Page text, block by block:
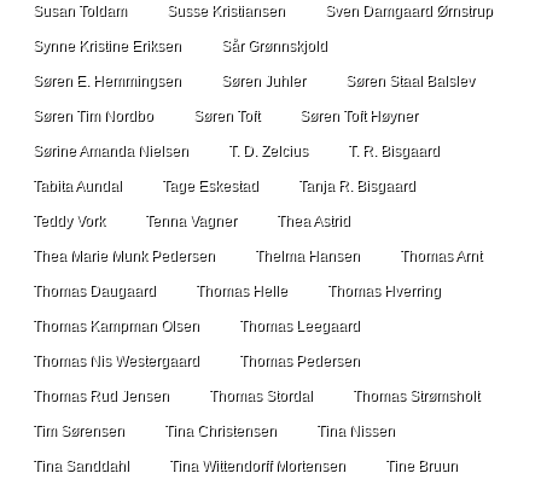
Susan Toldam Susse Kristiansen Sven Damgaard Ørnstrup
Synne Kristine Eriksen Sår Grønnskjold
Søren E. Hemmingsen Søren Juhler Søren Staal Balslev
Søren Tim Nordbo Søren Toft Søren Toft Høyner
Sørine Amanda Nielsen T. D. Zelcius T. R. Bisgaard
Tabita Aundal Tage Eskestad Tanja R. Bisgaard
Teddy Vork Tenna Vagner Thea Astrid
Thea Marie Munk Pedersen Thelma Hansen Thomas Arnt
Thomas Daugaard Thomas Helle Thomas Hverring
Thomas Kampman Olsen Thomas Leegaard
Thomas Nis Westergaard Thomas Pedersen
Thomas Rud Jensen Thomas Stordal Thomas Strømsholt
Tim Sørensen Tina Christensen Tina Nissen
Tina Sanddahl Tina Wittendorff Mortensen Tine Bruun